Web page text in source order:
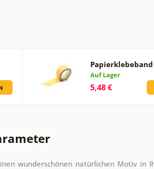
Papierklebeband
Auf Lager
5,48 €
wunderschönen natürlichen Motiv in